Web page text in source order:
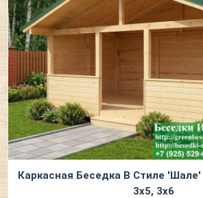
Каркасная Беседка В Стиле
3х5, 3х6